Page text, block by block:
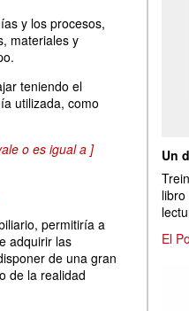
y los procesos,
materiales y
teniendo el
utilizada, como
o es igual a ]
permitiría a
adquirir las
de una gran
de la realidad
Un
El